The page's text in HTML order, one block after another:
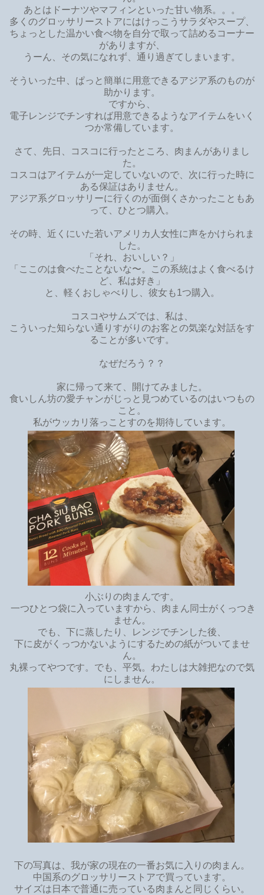
あとはドーナツやマフィンといった甘い物系。。。
多くのグロッサリーストアにはけっこうサラダやスープ、
ちょっとした温かい食べ物を自分で取って詰めるコーナー
がありますが、
うーん、その気になれず、通り過ぎてしまいます。
そういった中、ぱっと簡単に用意できるアジア系のものが
助かります。
ですから、
電子レンジでチンすれば用意できるようなアイテムをいく
つか常備しています。
さて、先日、コスコに行ったところ、肉まんがありまし
た。
コスコはアイテムが一定していないので、次に行った時に
ある保証はありません。
アジア系グロッサリーに行くのが面倒くさかったこともあ
って、ひとつ購入。
その時、近くにいた若いアメリカ人女性に声をかけられま
した。
「それ、おいしい？」
「ここのは食べたことないな〜。この系統はよく食べるけ
ど、私は好き」
と、軽くおしゃべりし、彼女も1つ購入。
コスコやサムズでは、私は、
こういった知らない通りすがりのお客との気楽な対話をす
ることが多いです。
なぜだろう？？
家に帰って来て、開けてみました。
食いしん坊の愛チャンがじっと見つめているのはいつもの
こと。
私がウッカリ落っことすのを期待しています。
小ぶりの肉まんです。
一つひとつ袋に入っていますから、肉まん同士がくっつき
ません。
でも、下に蒸したり、レンジでチンした後、
下に皮がくっつかないようにするための紙がついてませ
ん。
丸裸ってやつです。でも、平気。わたしは大雑把なので気
にしません。
下の写真は、我が家の現在の一番お気に入りの肉まん。
中国系のグロッサリーストアで買っています。
サイズは日本で普通に売っている肉まんと同じくらい。